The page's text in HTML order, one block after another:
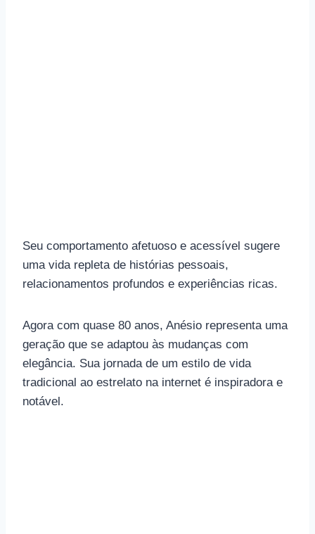
Seu comportamento afetuoso e acessível sugere
uma vida repleta de histórias pessoais,
relacionamentos profundos e experiências ricas.
Agora com quase 80 anos, Anésio representa uma
geração que se adaptou às mudanças com
elegância. Sua jornada de um estilo de vida
tradicional ao estrelato na internet é inspiradora e
notável.